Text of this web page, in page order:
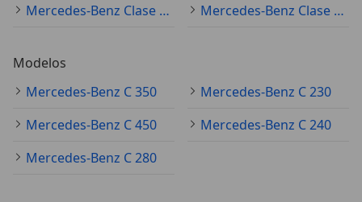
Mercedes-Benz Clase C (todo) 2015
Mercedes-Benz Clase C (todo) 2011
Modelos
Mercedes-Benz C 350
Mercedes-Benz C 230
Mercedes-Benz C 450
Mercedes-Benz C 240
Mercedes-Benz C 280